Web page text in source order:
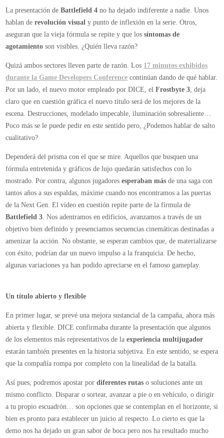
4
¿Revolución
o
continuismo
La presentación deBattlefield 4 no ha dejado indiferente a nadie. Unos
hablan derevolución visual y punto de inflexión en la serie. Otros,
aseguran que la vieja fórmula se repite y que lossíntomas de
agotamiento son visibles. ¿Quién lleva razón?
Quizá ambos sectores lleven parte de razón. Los 17 minutos exhibidos
durante la Game Developers Conference continúan dando de qué hablar.
Por un lado, el nuevo motor empleado por DICE, elFrostbyte 3, deja
claro que en cuestión gráfica el nuevo título será de los mejores de la
escena. Destrucciones, modelado impecable, iluminación sobresaliente…
Poco más se le puede pedir en este sentido pero, ¿Podemos hablar de salto
cualitativo?
Dependerá del prisma con el que se mire. Aquellos que busquen una
fórmula entretenida y gráficos de lujo quedarán satisfechos con lo
mostrado. Por contra, algunos jugadoresesperaban más de una saga con
tantos años a sus espaldas, máxime cuando nos encontramos a las puertas
de la Next Gen. El vídeo en cuestión repite parte de la fírmula de
Battlefield 3. Nos adentramos en edificios, avanzamos a través de un
objetivo bien definido y presenciamos secuencias cinemáticas destinadas a
amenizar la acción. No obstante, se esperan cambios que, de materializarse
con éxito, podrían dar un nuevo impulso a la franquicia. De hecho,
algunas variaciones ya han podido apreciarse en el famoso gameplay.
Un título abierto y flexible
En primer lugar, se prevé una mejora sustancial de la campaña, ahora más
abierta y flexible. DICE confirmaba durante la presentación que algunos
de los elementos más representativos de laexperiencia multijugador
estarán también presentes en la historia subjetiva. En este sentido, se espera
que la compañía rompa por completo con la linealidad de la batalla.
Así pues, podremos apostar pordiferentes rutas o soluciones ante un
mismo conflicto. Disparar o sortear, avanzar a pie o en vehículo, o dirigir
a tu propio escuadrón… son opciones que se contemplan en el horizonte, si
bien es pronto para establecer un juicio al respecto. Lo cierto es que la
demo nos ha dejado un gran sabor de boca pero nos ha resultado mucho